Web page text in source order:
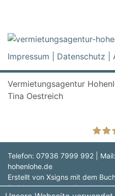
Impressum Datenschutz
Vermietungsagentur
Tina Oestreich
Telefon: 07936 7999 992 | Mail:
hohenlohe.de
Erstellt von Xsigns mit dem
Ferienwohnungen -Fewo-